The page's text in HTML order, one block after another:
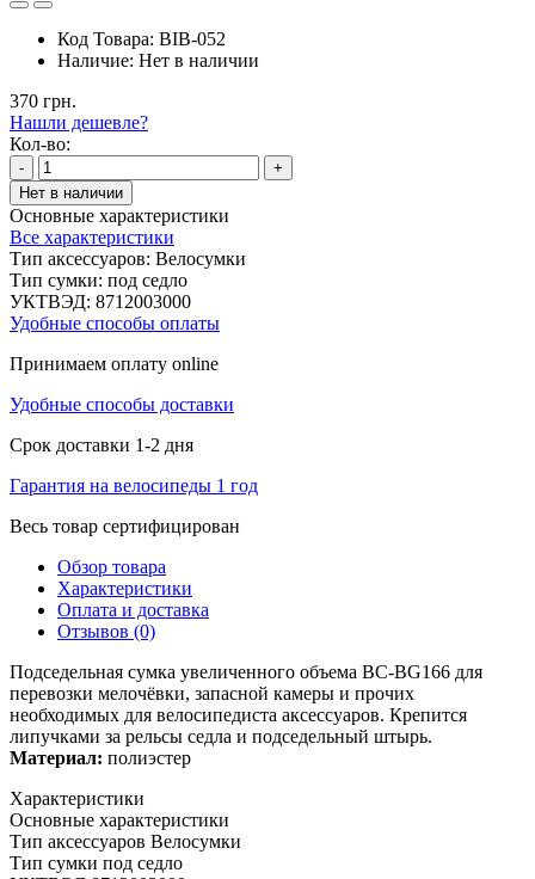
Код Товара: BIB-052
Наличие: Нет в наличии
370 грн.
Нашли дешевле?
Кол-во:
-
+
Нет в наличии
Основные характеристики
Все характеристики
Тип аксессуаров: Велосумки
Тип сумки: под седло
УКТВЭД: 8712003000
Удобные способы оплаты
Принимаем оплату online
Удобные способы доставки
Срок доставки 1-2 дня
Гарантия на велосипеды 1 год
Весь товар сертифицирован
Обзор товара
Характеристики
Оплата и доставка
Отзывов (0)
Подседельная сумка увеличенного объема BC-BG166 для
перевозки мелочёвки, запасной камеры и прочих
необходимых для велосипедиста аксессуаров. Крепится
липучками за рельсы седла и подседельный штырь.
Материал: полиэстер
Характеристики
Основные характеристики
Тип аксессуаров Велосумки
Тип сумки под седло